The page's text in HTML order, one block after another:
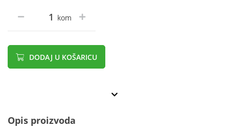
kom
DODAJ U KOŠARICU
Opis proizvoda